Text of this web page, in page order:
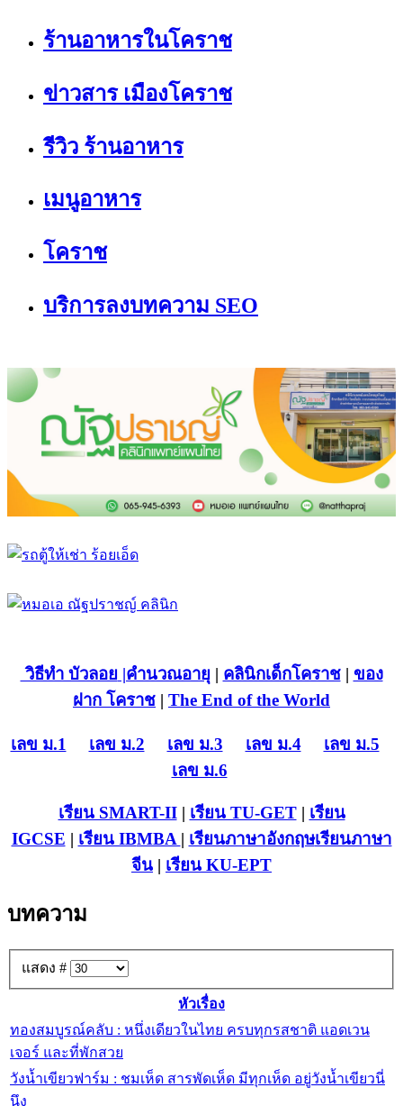
ร้านอาหารในโคราช
ข่าวสาร เมืองโคราช
รีวิว ร้านอาหาร
เมนูอาหาร
โคราช
บริการลงบทความ SEO
วิธีทำ บัวลอย |คำนวณอายุ | คลินิกเด็กโคราช| ของ
ฝาก โคราช | The End of the World
เลข ม.1 เลข ม.2 เลข ม.3 เลข ม.4
เลข ม.5
เลข ม.6
เรียน SMART-II| เรียน TU-GET| เรียน
IGCSE | เรียน IBMBA | เรียนภาษาอังกฤษเรียนภาษา
จีน | เรียน KU-EPT
บทความ
แสดง #
หัวเรื่อง
ทองสมบูรณ์คลับ : หนึ่งเดียวในไทย ครบทุกรสชาติ แอดเวน
เจอร์ และที่พักสวย
วังน้ำเขียวฟาร์ม : ชมเห็ด สารพัดเห็ด มีทุกเห็ด อยู่วังน้ำเขียวนี่
นึง